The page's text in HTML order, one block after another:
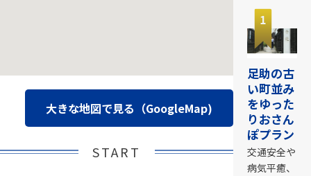
大きな地図で見る（GoogleMap)
START
足助の古
い町並み
をゆった
りおさん
ぽプラン
交通安全や
病気平癒、